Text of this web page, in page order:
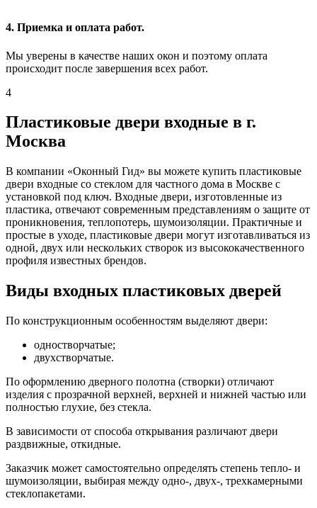
4. Приемка и оплата работ.
Мы уверены в качестве наших окон и поэтому оплата
происходит после завершения всех работ.
4
Пластиковые двери входные в г.
Москва
В компании «Оконный Гид» вы можете купить пластиковые
двери входные со стеклом для частного дома в Москве с
установкой под ключ. Входные двери, изготовленные из
пластика, отвечают современным представлениям о защите от
проникновения, теплопотерь, шумоизоляции. Практичные и
простые в уходе, пластиковые двери могут изготавливаться из
одной, двух или нескольких створок из высококачественного
профиля известных брендов.
Виды входных пластиковых дверей
По конструкционным особенностям выделяют двери:
одностворчатые;
двухстворчатые.
По оформлению дверного полотна (створки) отличают
изделия с прозрачной верхней, верхней и нижней частью или
полностью глухие, без стекла.
В зависимости от способа открывания различают двери
раздвижные, откидные.
Заказчик может самостоятельно определять степень тепло- и
шумоизоляции, выбирая между одно-, двух-, трехкамерными
стеклопакетами.